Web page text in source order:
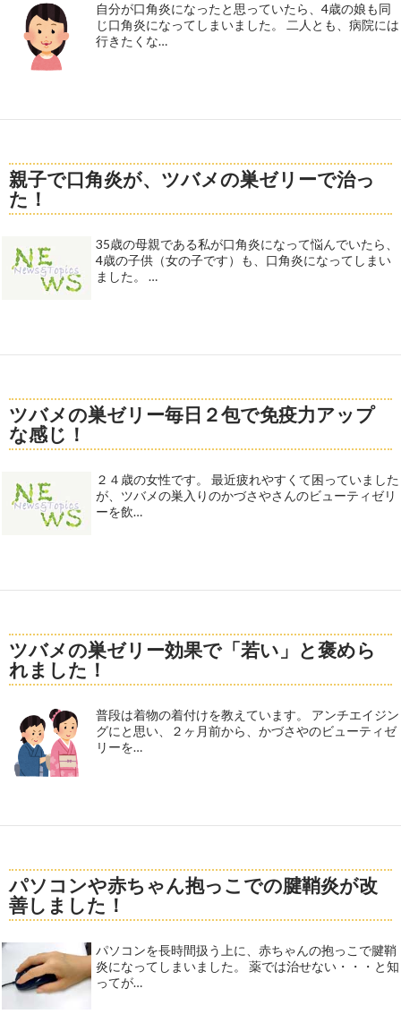
自分が口角炎になったと思っていたら、4歳の娘も同
じ口角炎になってしまいました。 二人とも、病院には
行きたくな…
親子で口角炎が、ツバメの巣ゼリーで治っ
た！
35歳の母親である私が口角炎になって悩んでいたら、
4歳の子供（女の子です）も、口角炎になってしまい
ました。 …
ツバメの巣ゼリー毎日２包で免疫力アップ
な感じ！
２４歳の女性です。 最近疲れやすくて困っていました
が、ツバメの巣入りのかづさやさんのビューティゼリ
ーを飲…
ツバメの巣ゼリー効果で「若い」と褒めら
れました！
普段は着物の着付けを教えています。 アンチエイジン
グにと思い、２ヶ月前から、かづさやのビューティゼ
リーを…
パソコンや赤ちゃん抱っこでの腱鞘炎が改
善しました！
パソコンを長時間扱う上に、赤ちゃんの抱っこで腱鞘
炎になってしまいました。 薬では治せない・・・と知
ってが…